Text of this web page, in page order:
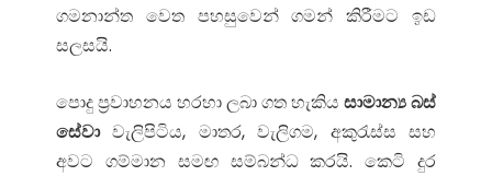
ගමනාන්ත වෙත පහසුවෙන් ගමන් කිරීමට ඉඩ
සලසයි.
පොදු ප්‍රවාහනය හරහා ලබා ගත හැකිය සාමාන්‍ය බස්
සේවාවැලිපිටිය, මාතර, වැලිගම, අකුරැස්ස සහ
අවට ගම්මාන සමඟ සම්බන්ධ කරයි. කෙටි දුර